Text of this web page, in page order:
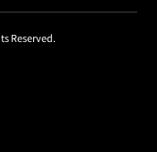
Reserved.